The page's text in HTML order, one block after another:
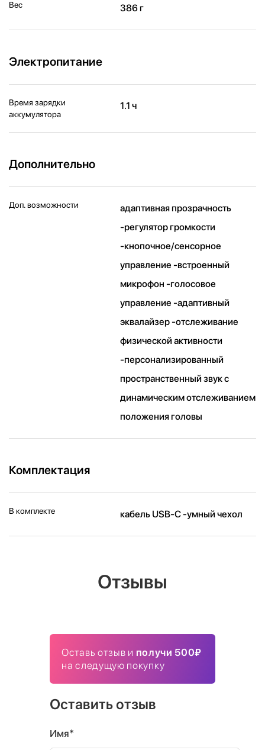
Вес 386 г
Электропитание
Время зарядки
аккумулятора
1.1 ч
Дополнительно
Доп. возможности
адаптивная прозрачность
-регулятор громкости
-кнопочное/сенсорное
управление -встроенный
микрофон -голосовое
управление -aдаптивный
эквалайзер -отслеживание
физической активности
-персонализированный
пространственный звук с
динамическим отслеживанием
положения головы
Комплектация
В комплекте кабель USB-C -умный чехол
Отзывы
Оставь отзыв и получи 500₽
на следущую покупку
Оставить отзыв
Имя*